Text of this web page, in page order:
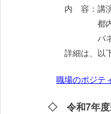
内 容：講演
都内企
パネルデ
詳細は、以
職場のポジテ
◇ 令和7年度